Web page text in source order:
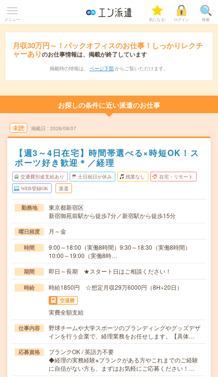
メニュー 気になる! ログイン 検索
月収30万円～！バックオフィスのお仕事！しっかりレクチ
ャーありのお仕事情報は、掲載が終了しています
掲載時の情報は、 ページ下部 からご覧いただけます。
お探しの条件に近い派遣のお仕事
未読 掲載日 2026/08/07
【週3～4日在宅】時間帯選べる×時短OK！ス
ポーツ好き歓迎＊／経理
交通費別途支給あり 土日祝日が休み 残業なし 在宅・リモート
WEB登録OK 派遣
勤務地
東京都新宿区
新宿御苑前駅から徒歩7分／新宿駅から徒歩15分
曜日頻度 月～金
時間
9:00～18:00（実働8時間）9:30～18:30（実働8時間）
10:00～19:00（実働8時…
期間 即日～長期 ★スタート日はご相談ください！
時給 時給1850円 ☆想定月収29万6000円（8H×20日）
交通費
実費全額支給
仕事内容
野球チームや大学スポーツのブランディングやグッズデザ
インを行う企業で、経理業務をお任せします。【具体…
応募資格
ブランクOK / 英語力不要
◆経理の実務経験※ブランクがある方やこれまでのご経験
に自信がない方も、まずはお気軽にご応募ください！…